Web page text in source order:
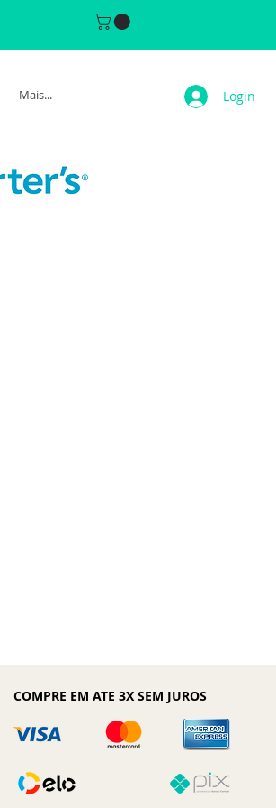
Mais... Login
Página Inicial
COMPRE EM ATE 3X SEM JUROS